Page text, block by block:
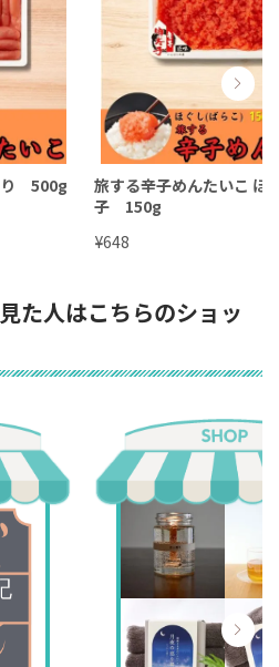
り 500g
旅する辛子めんたいこ ほ
子 150g
¥648
た人はこちらのショッ